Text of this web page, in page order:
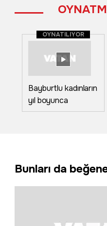
OYNATILIYOR
Bayburtlu kadınların
yıl boyunca
hazırladığı el emeği
Bunları da